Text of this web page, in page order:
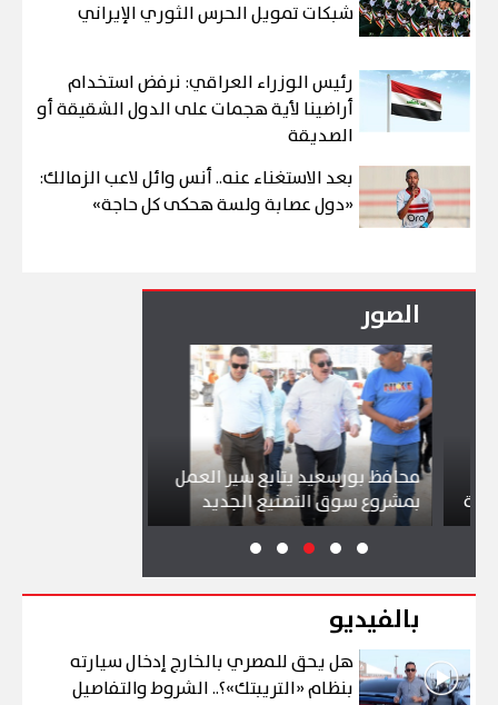
شبكات تمويل الحرس الثوري الإيراني
رئيس الوزراء العراقي: نرفض استخدام
أراضينا لأية هجمات على الدول الشقيقة أو
الصديقة
بعد الاستغناء عنه.. أنس وائل لاعب الزمالك:
«دول عصابة ولسة هحكى كل حاجة»
الصور
محافظ بورسعيد يتابع سير العمل
بمشروع سوق التصنيع الجديد
بالفيديو
هل يحق للمصري بالخارج إدخال سيارته
بنظام «التريبتك»؟.. الشروط والتفاصيل